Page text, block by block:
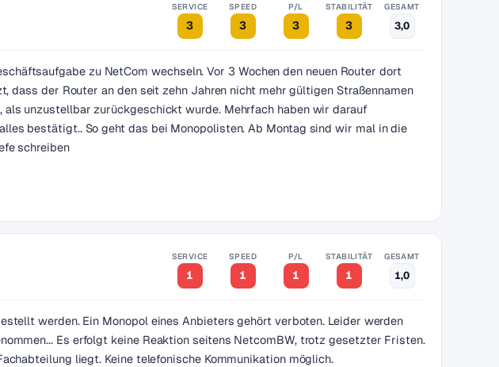
SERVICE
3
SPEED
3
P/L
3
STABILITÄT
3
GESAMT
3,0
zu NetCom wechseln. Vor 3 Wochen den neuen Router dort
dass der Router an den seit zehn Jahren nicht mehr gültigen Straßennamen
unzustellbar zurückgeschickt wurde. Mehrfach haben wir darauf
bestätigt.. So geht das bei Monopolisten. Ab Montag sind wir mal in die
schreiben
SERVICE
1
SPEED
1
P/L
1
STABILITÄT
1
GESAMT
1,0
werden. Ein Monopol eines Anbieters gehört verboten. Leider werden
Es erfolgt keine Reaktion seitens NetcomBW, trotz gesetzter Fristen.
liegt. Keine telefonische Kommunikation möglich.